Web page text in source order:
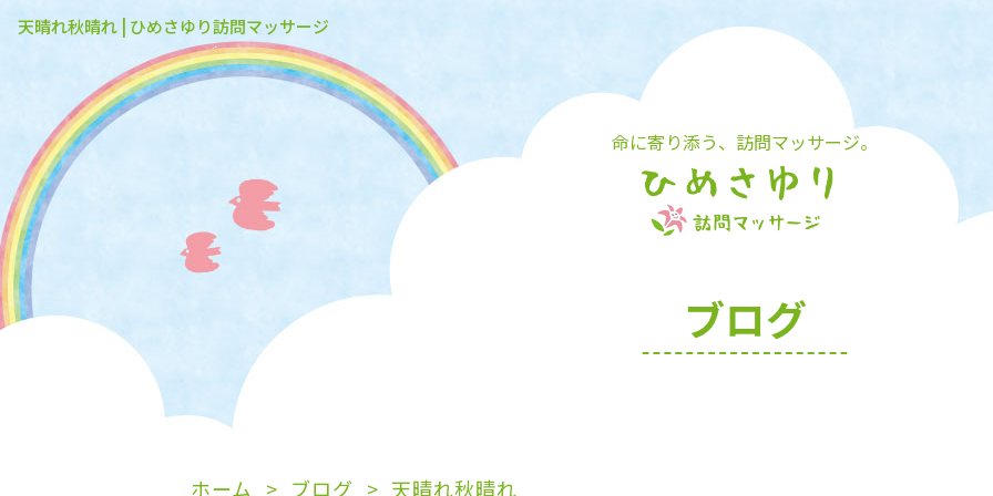
命に寄り添う、訪問マッサージ。
天晴れ秋晴れ | ひめさゆり訪問マッサージ
ブログ
ホーム ブログ 天晴れ秋晴れ